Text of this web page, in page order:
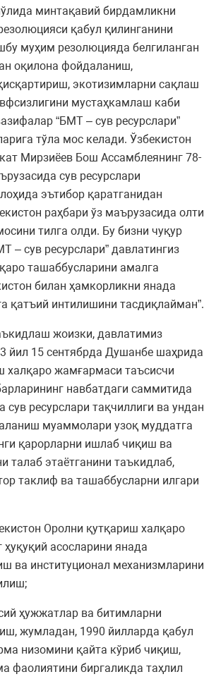
минтақавий бирдамликни
қабул қилинганини
муҳим резолюцияда белгиланган
оқилона фойдаланиш,
экотизимларни сақлаш
мустаҳкамлаш каби
“БМТ – сув ресурслари”
тўла мос келади. Ўзбекистон
Мирзиёев Бош Ассамблеянинг 78-
сув ресурслари
эътибор қаратганидан
раҳбари ўз маърузасида олти
тилга олди. Бу бизни чуқур
– сув ресурслари” давлатингиз
ташаббусларини амалга
билан ҳамкорликни янада
қатъий интилишини тасдиқлайман”.
жоизки, давлатимиз
йил 15 сентябрда Душанбе шаҳрида
халқаро жамғармаси таъсисчи
навбатдаги саммитида
сув ресурслари тақчиллиги ва ундан
муаммолари узоқ муддатга
қарорларни ишлаб чиқиш ва
талаб этаётганини таъкидлаб,
таклиф ва ташаббусларни илгари
Оролни қутқариш халқаро
асосларини янада
ва институционал механизмларини
ҳужжатлар ва битимларни
жумладан, 1990 йилларда қабул
низомини қайта кўриб чиқиш,
фаолиятини биргаликда таҳлил